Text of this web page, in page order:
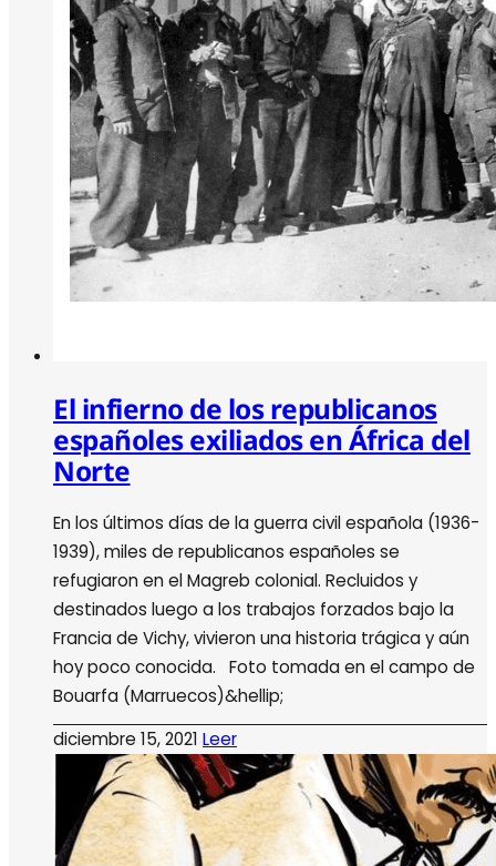
El infierno de los republicanos
españoles exiliados en África del
Norte
En los últimos días de la guerra civil española (1936-
1939), miles de republicanos españoles se
refugiaron en el Magreb colonial. Recluidos y
destinados luego a los trabajos forzados bajo la
Francia de Vichy, vivieron una historia trágica y aún
hoy poco conocida. Foto tomada en el campo de
Bouarfa (Marruecos)&hellip;
diciembre 15, 2021 Leer